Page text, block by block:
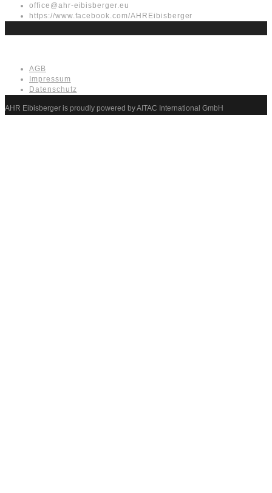
office@ahr-eibisberger.eu
https://www.facebook.com/AHREibisberger
AGB
Impressum
Datenschutz
AHR Eibisberger is proudly powered by AITAC International GmbH